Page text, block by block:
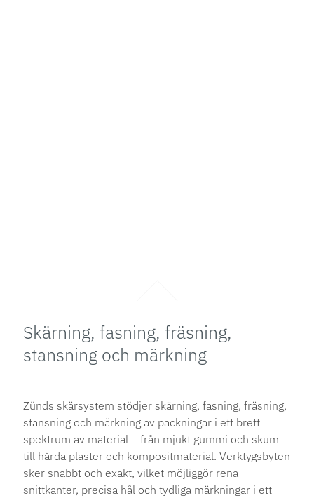
Skärning, fasning, fräsning,
stansning och märkning
Zünds skärsystem stödjer skärning, fasning, fräsning,
stansning och märkning av packningar i ett brett
spektrum av material – från mjukt gummi och skum
till hårda plaster och kompositmaterial. Verktygsbyten
sker snabbt och exakt, vilket möjliggör rena
snittkanter, precisa hål och tydliga märkningar i ett